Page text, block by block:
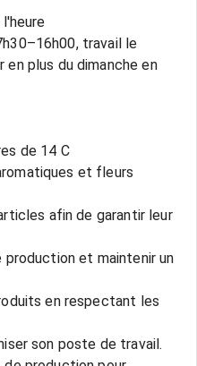
travail le
en plus du dimanche en
de 14 C
et fleurs
afin de garantir leur
production et maintenir un
en respectant les
son poste de travail.